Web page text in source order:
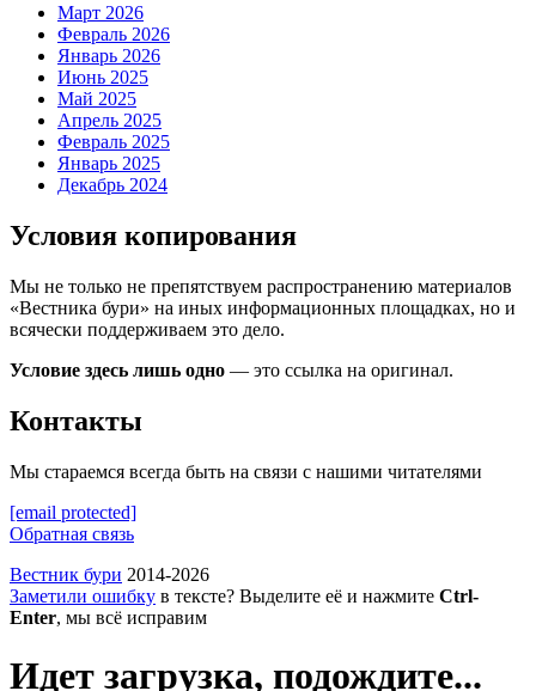
Март 2026
Февраль 2026
Январь 2026
Июнь 2025
Май 2025
Апрель 2025
Февраль 2025
Январь 2025
Декабрь 2024
Условия копирования
Мы не только не препятствуем распространению материалов
«Вестника бури» на иных информационных площадках, но и
всячески поддерживаем это дело.
Условие здесь лишь одно — это ссылка на оригинал.
Контакты
Мы стараемся всегда быть на связи с нашими читателями
[email protected]
Обратная связь
Вестник бури 2014-2026
Заметили ошибку в тексте? Выделите её и нажмите Ctrl-
Enter, мы всё исправим
Идет загрузка, подождите...